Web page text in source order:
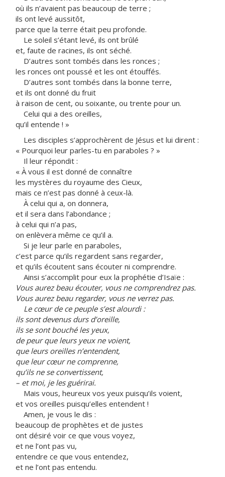
où ils n’avaient pas beaucoup de terre ;
ils ont levé aussitôt,
parce que la terre était peu profonde.
Le soleil s’étant levé, ils ont brûlé
et, faute de racines, ils ont séché.
D’autres sont tombés dans les ronces ;
les ronces ont poussé et les ont étouffés.
D’autres sont tombés dans la bonne terre,
et ils ont donné du fruit
à raison de cent, ou soixante, ou trente pour un.
Celui qui a des oreilles,
qu’il entende ! »
Les disciples s’approchèrent de Jésus et lui dirent :
« Pourquoi leur parles-tu en paraboles ? »
Il leur répondit :
« À vous il est donné de connaître
les mystères du royaume des Cieux,
mais ce n’est pas donné à ceux-là.
À celui qui a, on donnera,
et il sera dans l’abondance ;
à celui qui n’a pas,
on enlèvera même ce qu’il a.
Si je leur parle en paraboles,
c’est parce qu’ils regardent sans regarder,
et qu’ils écoutent sans écouter ni comprendre.
Ainsi s’accomplit pour eux la prophétie d’Isaïe :
Vous aurez beau écouter, vous ne comprendrez pas.
Vous aurez beau regarder, vous ne verrez pas.
Le cœur de ce peuple s’est alourdi :
ils sont devenus durs d’oreille,
ils se sont bouché les yeux,
de peur que leurs yeux ne voient,
que leurs oreilles n’entendent,
que leur cœur ne comprenne,
qu’ils ne se convertissent,
– et moi, je les guérirai.
Mais vous, heureux vos yeux puisqu’ils voient,
et vos oreilles puisqu’elles entendent !
Amen, je vous le dis :
beaucoup de prophètes et de justes
ont désiré voir ce que vous voyez,
et ne l’ont pas vu,
entendre ce que vous entendez,
et ne l’ont pas entendu.